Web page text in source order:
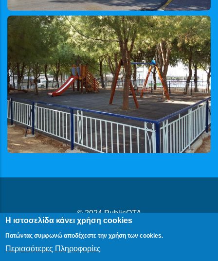
© 2024PublicOTA
Δήλωση Προβασιμότητας|Cookies|Πολιτική Προστασίας
Προσωπικών Δεδομένων
Η ιστοσελίδα κάνει χρήση cookies
Πατώντας συμφωνώ αποδέχεστε την χρήση των cookies.
Περισσότερες Πληροφορίες